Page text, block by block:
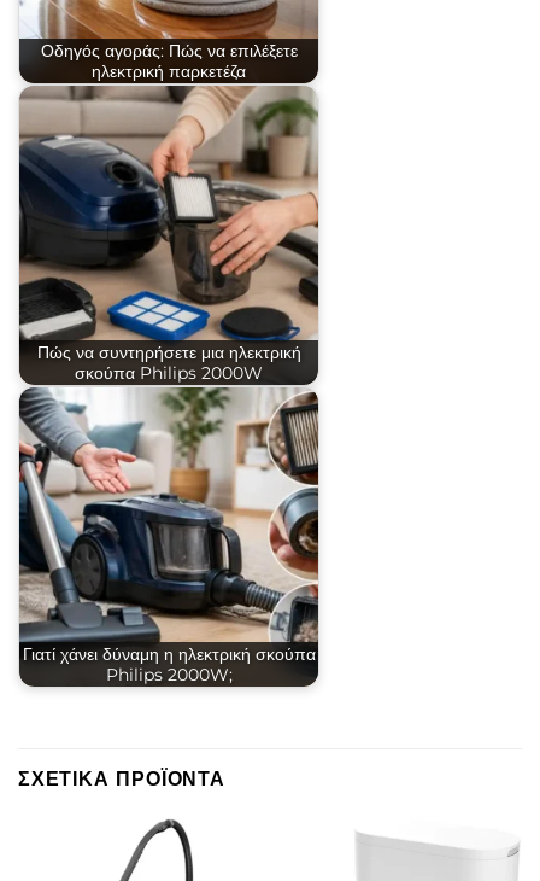
Οδηγός αγοράς: Πώς να επιλέξετε
ηλεκτρική παρκετέζα
Πώς να συντηρήσετε μια ηλεκτρική
σκούπα Philips 2000W
Γιατί χάνει δύναμη η ηλεκτρική σκούπα
Philips 2000W;
ΣΧΕΤΙΚΆ ΠΡΟΪΌΝΤΑ